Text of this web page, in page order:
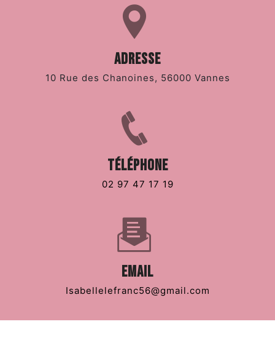
Adresse
10 Rue des Chanoines, 56000 Vannes
Téléphone
02 97 47 17 19
Email
isabellelefranc56@gmail.com